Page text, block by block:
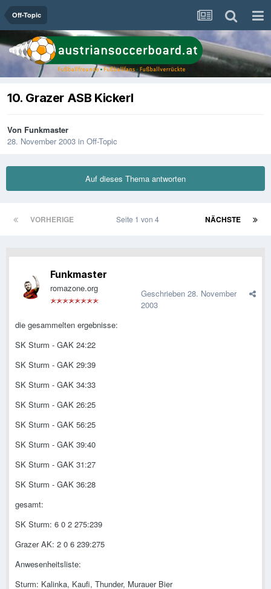
Off-Topic
10. Grazer ASB Kickerl
Von Funkmaster
28. November 2003 in Off-Topic
Auf dieses Thema antworten
VORHERIGE NÄCHSTE
Seite 1 von 4
Funkmaster
romazone.org Geschrieben 28. November
2003
die gesammelten ergebnisse:
SK Sturm - GAK 24:22
SK Sturm - GAK 29:39
SK Sturm - GAK 34:33
SK Sturm - GAK 26:25
SK Sturm - GAK 56:25
SK Sturm - GAK 39:40
SK Sturm - GAK 31:27
SK Sturm - GAK 36:28
gesamt:
SK Sturm: 6 0 2 275:239
Grazer AK: 2 0 6 239:275
Anwesenheitsliste:
Sturm: Kalinka, Kaufi, Thunder, Murauer Bier